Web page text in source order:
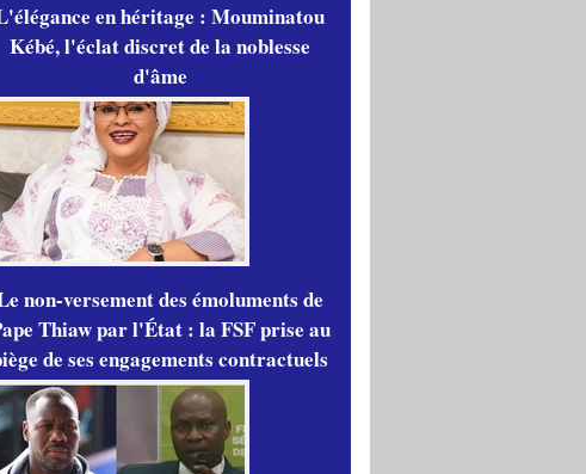
en héritage : Mouminatou
Kébé, l'éclat discret de la noblesse
d'âme
non-versement des émoluments de
Thiaw par l'État : la FSF prise au
de ses engagements contractuels